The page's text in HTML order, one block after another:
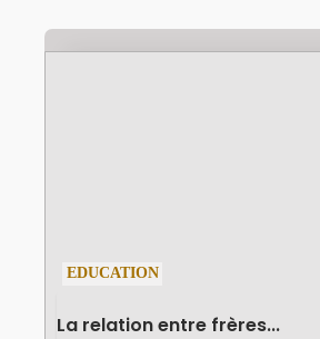
EDUCATION
La relation entre frères...